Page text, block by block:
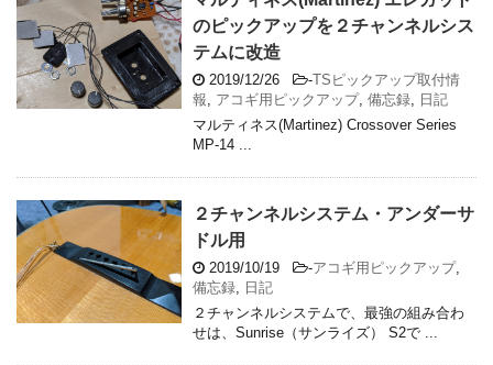
のピックアップを２チャンネルシス
テムに改造
2019/12/26 -TSピックアップ取付情
報
アコギ用ピックアップ, 備忘録
日記
マルティネス(Martinez) Crossover Series
MP-14 ...
２チャンネルシステム・アンダーサ
ドル用
2019/10/19 -アコギ用ピックアップ,
備忘録
日記
２チャンネルシステムで、最強の組み合わ
せは、Sunrise（サンライズ） S2で ...